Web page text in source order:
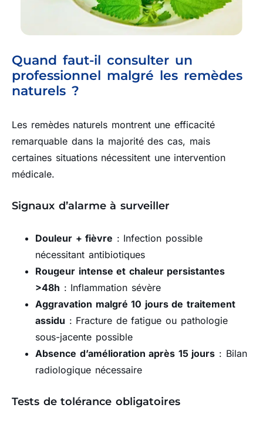
Quand faut-il consulter un
professionnel malgré les remèdes
naturels ?
Les remèdes naturels montrent une efficacité
remarquable dans la majorité des cas, mais
certaines situations nécessitent une intervention
médicale.
Signaux d’alarme à surveiller
Douleur + fièvre : Infection possible
nécessitant antibiotiques
Rougeur intense et chaleur persistantes
>48h : Inflammation sévère
Aggravation malgré 10 jours de traitement
assidu : Fracture de fatigue ou pathologie
sous-jacente possible
Absence d’amélioration après 15 jours : Bilan
radiologique nécessaire
Tests de tolérance obligatoires